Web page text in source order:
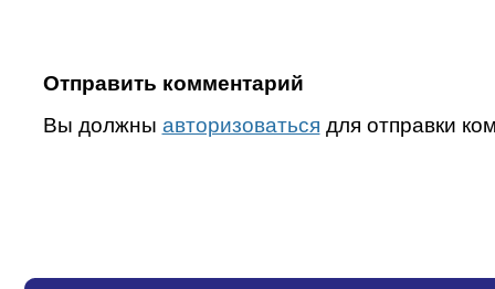
Отправить комментарий
Вы должны авторизоваться для отправки